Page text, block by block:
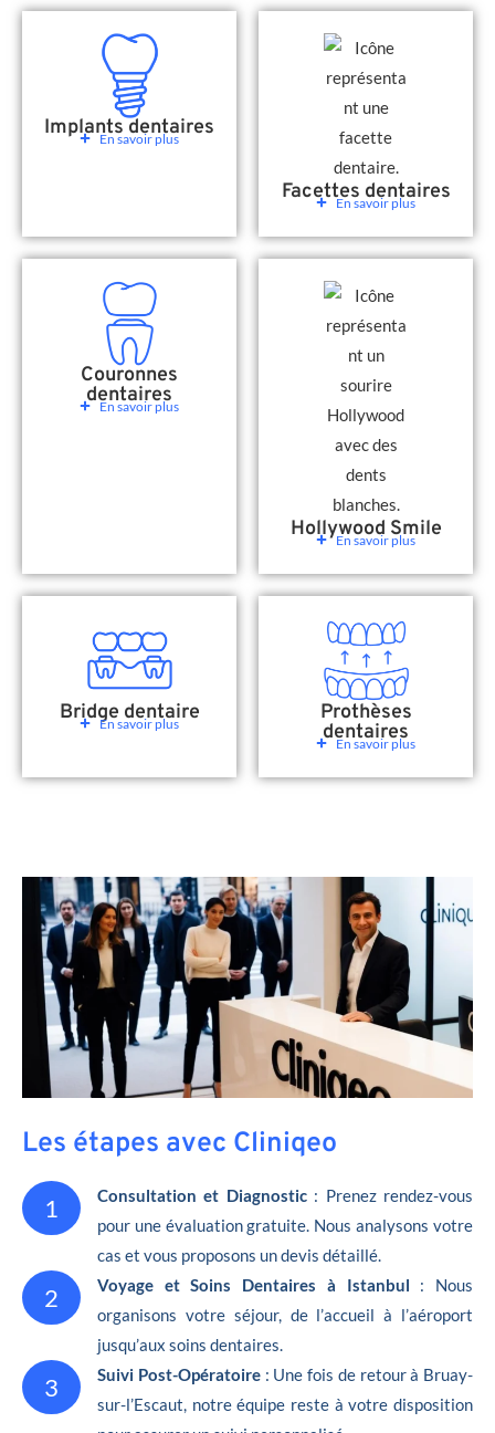
Implants dentaires
En savoir plus
Facettes dentaires
En savoir plus
Couronnes
dentaires
En savoir plus
Hollywood Smile
En savoir plus
Bridge dentaire
En savoir plus Prothèses
dentaires
En savoir plus
Les étapes avec Cliniqeo
1 Consultation et Diagnostic: Prenez rendez-vous
pour une évaluation gratuite. Nous analysons votre
cas et vous proposons un devis détaillé.
2 Voyage et Soins Dentaires à Istanbul : Nous
organisons votre séjour, de l’accueil à l’aéroport
jusqu’aux soins dentaires.
3 Suivi Post-Opératoire : Une fois de retour à Bruay-
sur-l’Escaut, notre équipe reste à votre disposition